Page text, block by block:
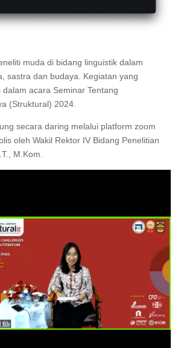
muda di bidang linguistik dalam
sastra dan budaya. Kegiatan yang
acara Seminar Tentang
(Struktural) 2024.
secara daring melalui platform zoom
oleh Wakil Rektor IV Bidang Penelitian
M.Kom.